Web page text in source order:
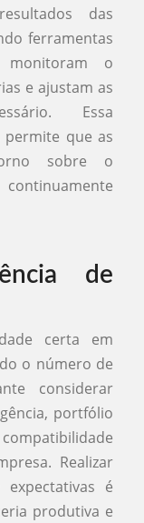
das
ferramentas
o
e ajustam as
Essa
que as
sobre o
de
certa em
o número de
considerar
portfólio
Realizar
é
produtiva e